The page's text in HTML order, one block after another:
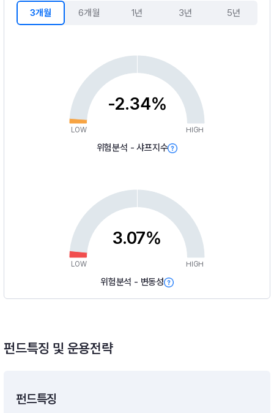
3개월 6개월 1년 3년 5년
-2.34%
LOW HIGH
위험분석 - 샤프지수
3.07%
LOW HIGH
위험분석 - 변동성
펀드특징 및 운용전략
펀드특징